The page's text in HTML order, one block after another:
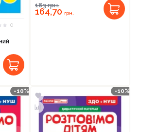
0
183грн.
164,70 грн.
-10% -10%